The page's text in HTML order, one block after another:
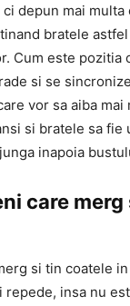
depun mai
bratele
Cum este pozitia
si se
vor sa aiba
si bratele sa fie
inapoia
care
si tin coatele
repede, insa nu